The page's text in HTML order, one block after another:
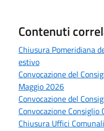
Contenuti
Chiusura Pomeridiana
estivo
Convocazione del
Maggio 2026
Convocazione del
Convocazione Consiglio
Chiusura Uffici Comunali